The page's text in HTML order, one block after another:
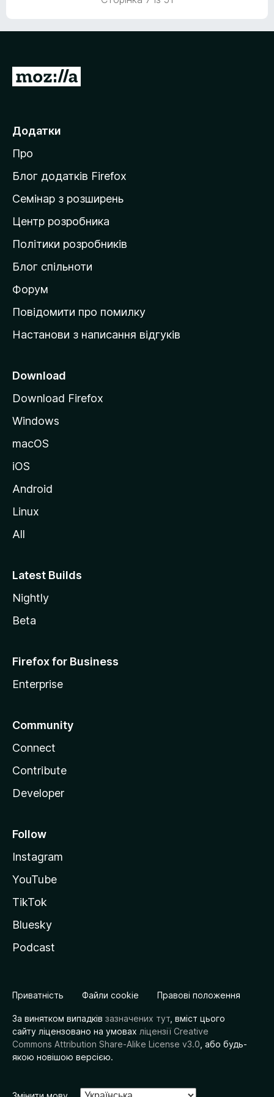
о
к
П
е
й
т
и
а
д
о
і
в
к
M
z
l
l
Додатки
Про
Блог додатків Firefox
Семінар з розширень
Центр розробника
Політики розробників
Блог спільноти
Форум
Повідомити про помилку
Настанови з написання відгуків
Download
Download Firefox
Windows
macOS
iOS
Android
Linux
All
Latest Builds
Nightly
Beta
Firefox for Business
Enterprise
Community
Connect
Contribute
Developer
Follow
Instagram
YouTube
TikTok
Bluesky
Podcast
Приватність Файли cookie Правові положення
За винятком випадків зазначених тут , вміст цього
сайту ліцензовано на умовах ліцензії Creative
Commons Attribution Share-Alike License v3.0 , або будь-
якою новішою версією.